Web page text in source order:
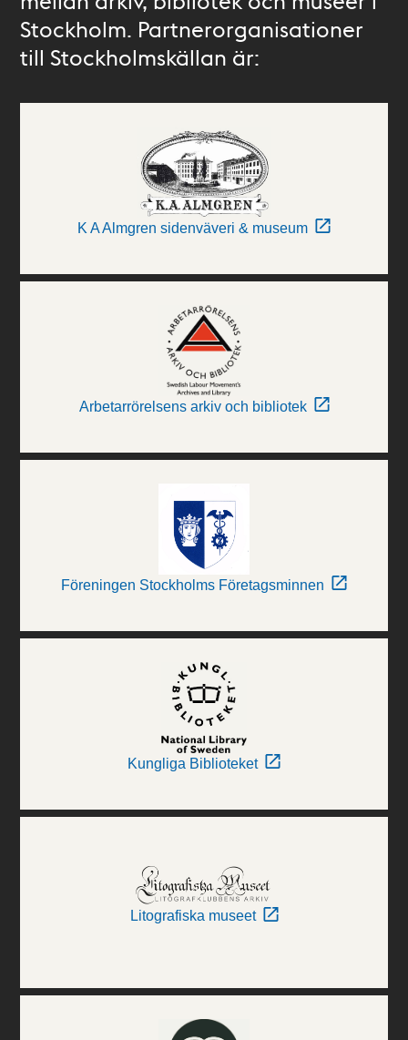
Stockholm. Partnerorganisationer
till Stockholmskällan är:
K A Almgren sidenväveri & museum
Arbetarrörelsens arkiv och bibliotek
Föreningen Stockholms Företagsminnen
Kungliga Biblioteket
Litografiska museet